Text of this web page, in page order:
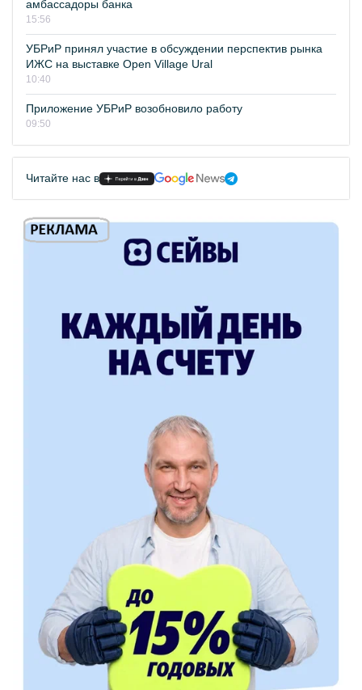
амбассадоры банка
15:56
УБРиР принял участие в обсуждении перспектив рынка
ИЖС на выставке Open Village Ural
10:40
Приложение УБРиР возобновило работу
09:50
Читайте нас в